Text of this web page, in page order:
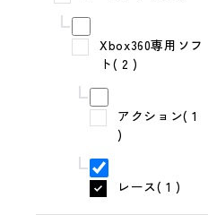
Xbox360専用ソフ
ト( 2 )
アクション( 1
)
レース( 1 )